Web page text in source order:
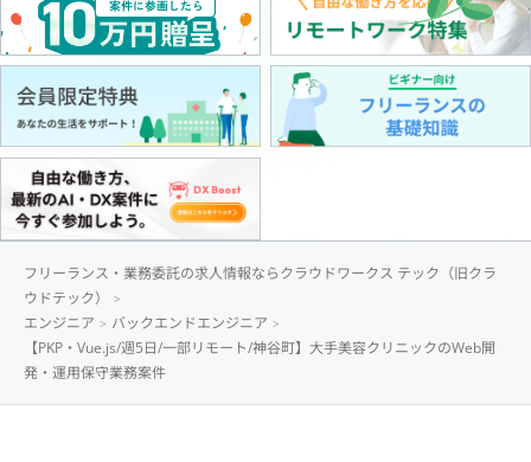
フリーランス・業務委託の求人情報ならクラウドワークス テック（旧クラ
ウドテック）
エンジニア
バックエンドエンジニア
【PKP・Vue.js/週5日/一部リモート/神谷町】大手美容クリニックのWeb開
発・運用保守業務案件